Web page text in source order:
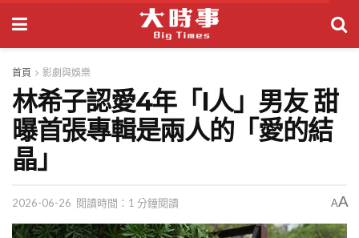
首頁 影劇與娛樂
林希子認愛4年「I人」男友 甜
曝首張專輯是兩人的「愛的結
晶」
2026-06-26 閱讀時間：1 分鐘閱讀 AA